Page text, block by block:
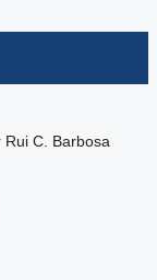
C. Barbosa